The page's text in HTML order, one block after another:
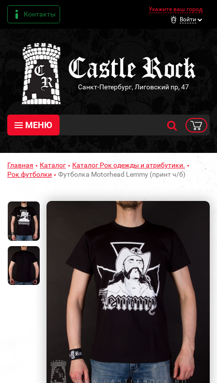
Контакты
Укажите ваш город
Войти
Санкт-Петербург, Лиговский пр, 47
МЕНЮ
Главная Каталог
Каталог Рок одежды и атрибутики.
Рок футболки
Футболка Motorhead Lemmy (принт ч/б)